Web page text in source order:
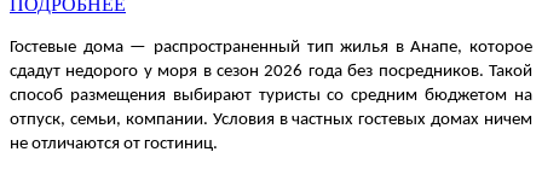
Гостевые дома — распространенный тип жилья в Анапе, которое
сдадут недорого у моря в сезон 2026 года без посредников. Такой
способ размещения выбирают туристы со средним бюджетом на
отпуск, семьи, компании. Условия в частных гостевых домах ничем
не отличаются от гостиниц.